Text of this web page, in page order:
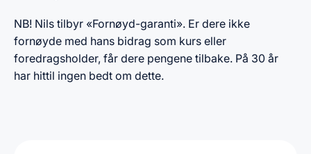
NB! Nils tilbyr «Fornøyd-garanti». Er dere ikke
fornøyde med hans bidrag som kurs eller
foredragsholder, får dere pengene tilbake. På 30 år
har hittil ingen bedt om dette.